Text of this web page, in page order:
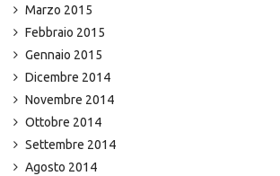
Marzo 2015
Febbraio 2015
Gennaio 2015
Dicembre 2014
Novembre 2014
Ottobre 2014
Settembre 2014
Agosto 2014